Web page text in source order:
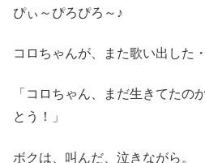
ぴぃ～ぴろぴろ～♪
コロちゃんが、また歌い出した
「コロちゃん、まだ生きてたの
とう！」
ボクは、叫んだ、泣きながら。